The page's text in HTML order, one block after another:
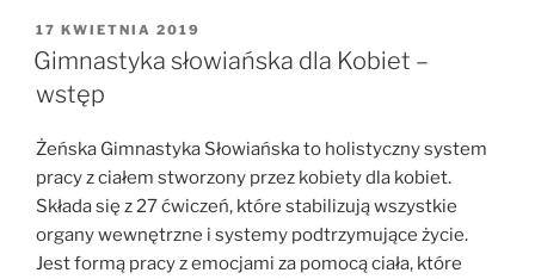
–
jak
OPUBLIKOWANE
W
17 KWIETNIA 2019
Gimnastyka słowiańska dla Kobiet –
wstęp
Żeńska Gimnastyka Słowiańska to holistyczny system
pracy z ciałem stworzony przez kobiety dla kobiet.
Składa się z 27 ćwiczeń, które stabilizują wszystkie
organy wewnętrzne i systemy podtrzymujące życie.
Jest formą pracy z emocjami za pomocą ciała, które